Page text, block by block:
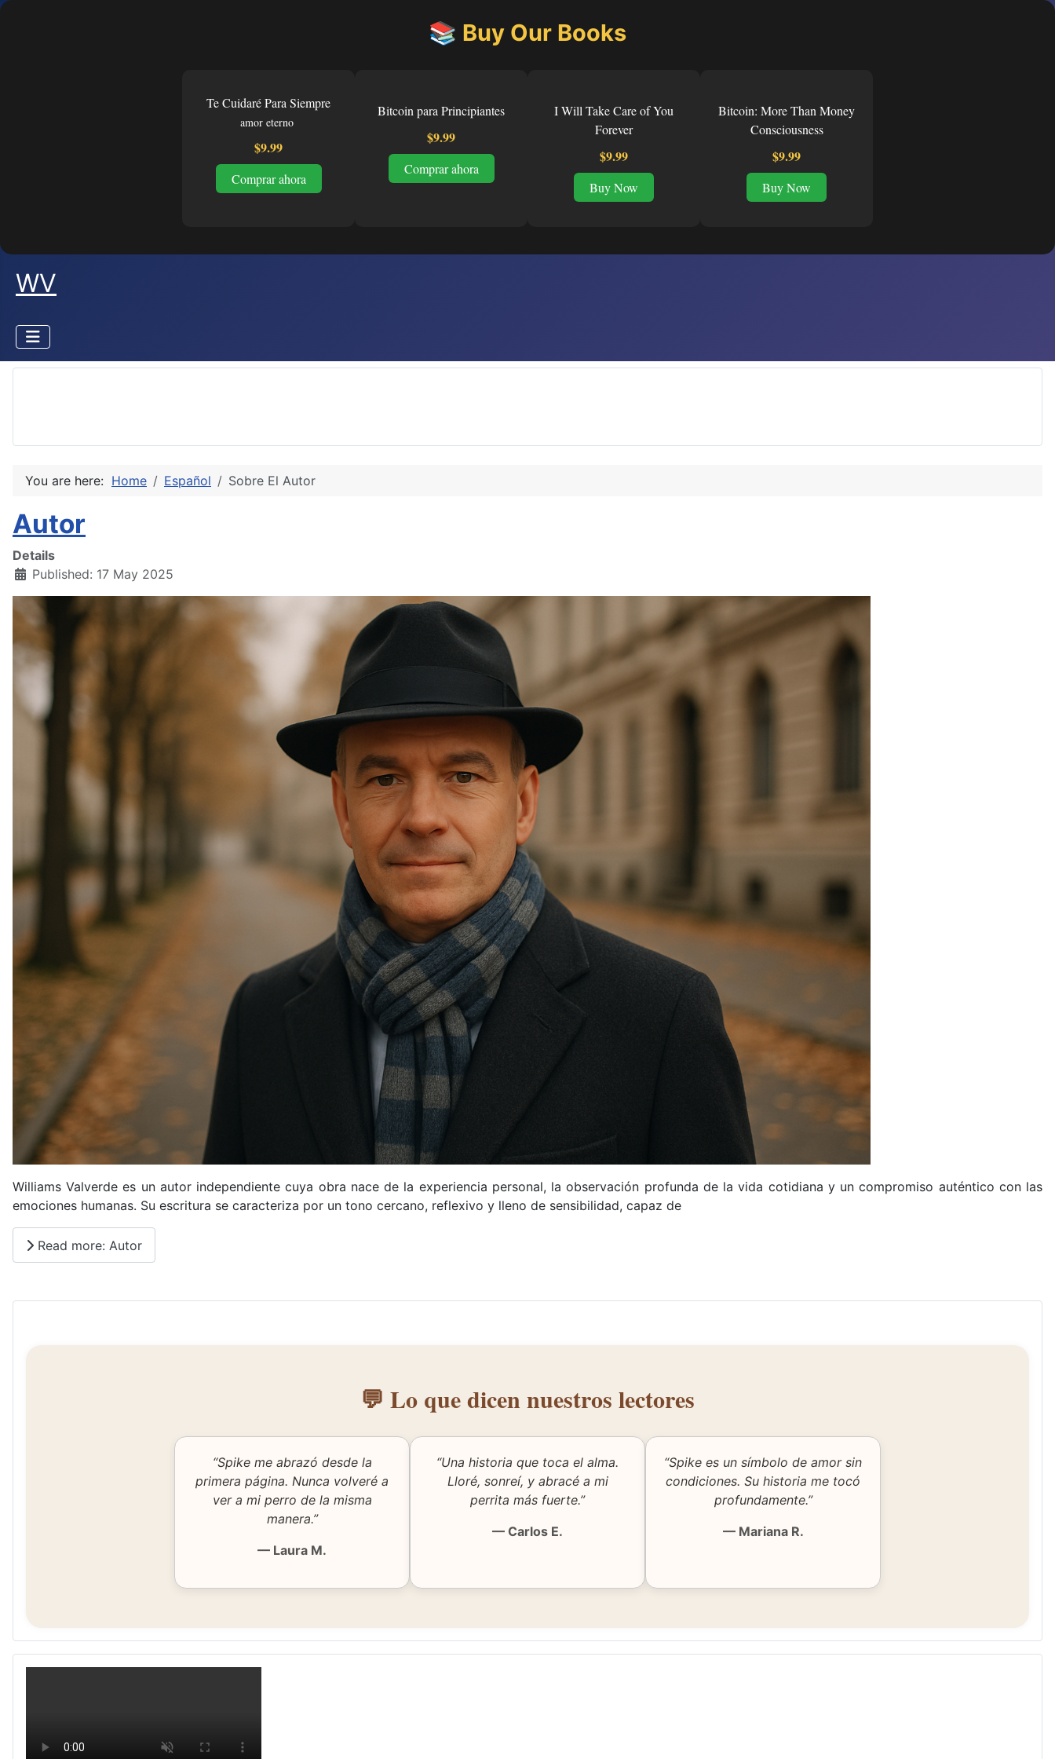
📚 Buy Our Books
Te Cuidaré Para Siempre
amor eterno
$9.99
Comprar ahora
Bitcoin para Principiantes
$9.99
Comprar ahora
I Will Take Care of You
Forever
$9.99
Buy Now
Bitcoin: More Than Money
Consciousness
$9.99
Buy Now
WV
You are here: Home Español Sobre El Autor
Autor
Details
Published: 17 May 2025
Williams Valverde es un autor independiente cuya obra nace de la experiencia personal, la observación profunda de la vida cotidiana y un compromiso auténtico con las
emociones humanas. Su escritura se caracteriza por un tono cercano, reflexivo y lleno de sensibilidad, capaz de
Read more: Autor
💬 Lo que dicen nuestros lectores
“Spike me abrazó desde la
primera página. Nunca volveré a
ver a mi perro de la misma
manera.”
— Laura M.
“Una historia que toca el alma.
Lloré, sonreí, y abracé a mi
perrita más fuerte.”
— Carlos E.
“Spike es un símbolo de amor sin
condiciones. Su historia me tocó
profundamente.”
— Mariana R.